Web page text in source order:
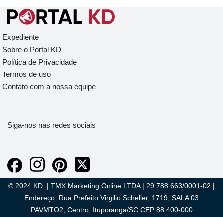
Expediente
Sobre o Portal KD
Política de Privacidade
Termos de uso
Contato com a nossa equipe
Siga-nos nas redes sociais
© 2024 KD. | TMX Marketing Online LTDA | 29.788.663/0001-02 |
Endereço: Rua Prefeito Virgilio Scheller, 1719, SALA 03
PAVMTO2, Centro, Ituporanga/SC CEP 88.400-000